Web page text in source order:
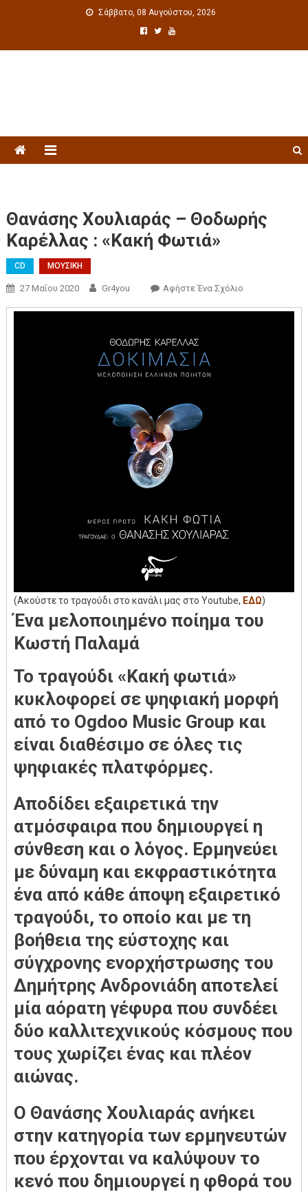
Σάββατο, 08 Αυγούστου, 2026
Θανάσης Χουλιαράς – Θοδωρής
Καρέλλας : «Κακή Φωτιά»
CD ΜΟΥΣΙΚΗ
27 Μαΐου 2020 Gr4you Αφήστε Ένα Σχόλιο
(Ακούστε το τραγούδι στο κανάλι μας στο Youtube, ΕΔΩ)
Ένα μελοποιημένο ποίημα του
Κωστή Παλαμά
Το τραγούδι «Κακή φωτιά»
κυκλοφορεί σε ψηφιακή μορφή
από το Ogdoo Music Group και
είναι διαθέσιμο σε όλες τις
ψηφιακές πλατφόρμες.
Αποδίδει εξαιρετικά την
ατμόσφαιρα που δημιουργεί η
σύνθεση και ο λόγος. Ερμηνεύει
με δύναμη και εκφραστικότητα
ένα από κάθε άποψη εξαιρετικό
τραγούδι, το οποίο και με τη
βοήθεια της εύστοχης και
σύγχρονης ενορχήστρωσης του
Δημήτρης Ανδρονιάδη αποτελεί
μία αόρατη γέφυρα που συνδέει
δύο καλλιτεχνικούς κόσμους που
τους χωρίζει ένας και πλέον
αιώνας.
Ο Θανάσης Χουλιαράς ανήκει
στην κατηγορία των ερμηνευτών
που έρχονται να καλύψουν το
κενό που δημιουργεί η φθορά του